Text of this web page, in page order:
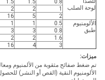
لوحة الصلب
0.8
1.5
1.5
1
2
2
2
5
16
الألومنيوم
طبق
0.5
1
1
0.8
3
3
1.6
2
2
3
4
16
ميزات:
تم ضغط صفائح مثقوبة من الألمنيوم
الألومنيوم النقية (القص أو النشر)